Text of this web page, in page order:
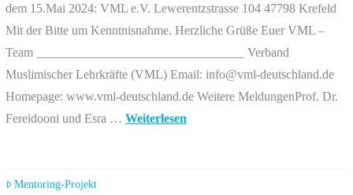
dem 15.Mai 2024: VML e.V. Lewerentzstrasse 104 47798 Krefeld
Mit der Bitte um Kenntnisnahme. Herzliche Grüße Euer VML –
Team _________________________________ Verband
Muslimischer Lehrkräfte (VML) Email: info@vml-deutschland.de
Homepage: www.vml-deutschland.de Weitere MeldungenProf. Dr.
Fereidooni und Esra … Weiterlesen
Mentoring-Projekt